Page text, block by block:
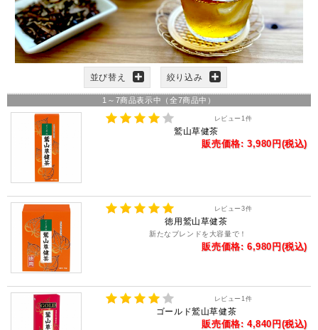
並び替え 絞り込み
1 ～ 7商品表示中（全7商品中）
レビュー 1 件
鷲山草健茶
販売価格: 3,980円(税込)
レビュー3件
徳用鷲山草健茶
新たなブレンドを大容量で！
販売価格: 6,980円(税込)
レビュー 1 件
ゴールド鷲山草健茶
販売価格: 4,840円(税込)